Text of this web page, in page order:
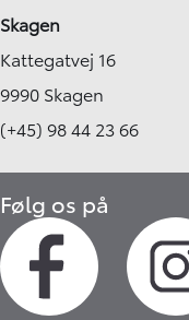
Skagen
Kattegatvej 16
9990 Skagen
(+45) 98 44 23 66
Følg os på